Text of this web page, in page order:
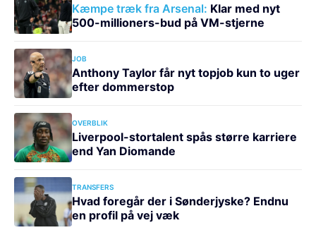
Kæmpe træk fra Arsenal: Klar med nyt
500-millioners-bud på VM-stjerne
JOB
Anthony Taylor får nyt topjob kun to uger
efter dommerstop
OVERBLIK
Liverpool-stortalent spås større karriere
end Yan Diomande
TRANSFERS
Hvad foregår der i Sønderjyske? Endnu
en profil på vej væk